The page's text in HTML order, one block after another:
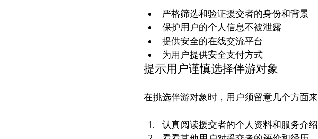
严格筛选和验证援交者的身份和背景
保护用户的个人信息不被泄露
提供安全的在线交流平台
为用户提供安全支付方式
提示用户谨慎选择伴游对象
认真阅读援交者的个人资料和服务介绍